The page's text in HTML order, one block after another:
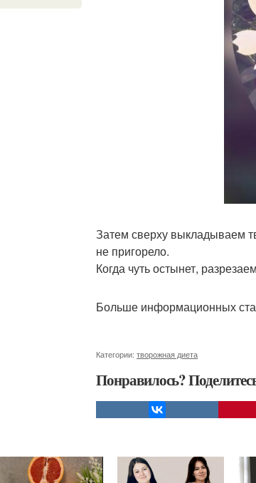
Затем сверху выкладываем
не пригорело.
Когда чуть остынет,
Больше информационных
Категории: творожная диета
Понравилось?